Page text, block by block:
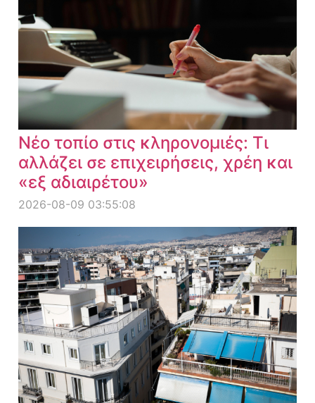
Νέο τοπίο στις κληρονομιές: Τι
αλλάζει σε επιχειρήσεις, χρέη και
«εξ αδιαιρέτου»
2026-08-09 03:55:08